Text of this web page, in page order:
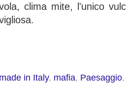
clima mite, l'unico
made in Italy, mafia, Paesaggio,